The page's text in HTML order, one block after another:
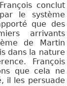
conclut
le système
que des
arrivants
de Martin
dans la nature
François
que cela ne
il les persuade